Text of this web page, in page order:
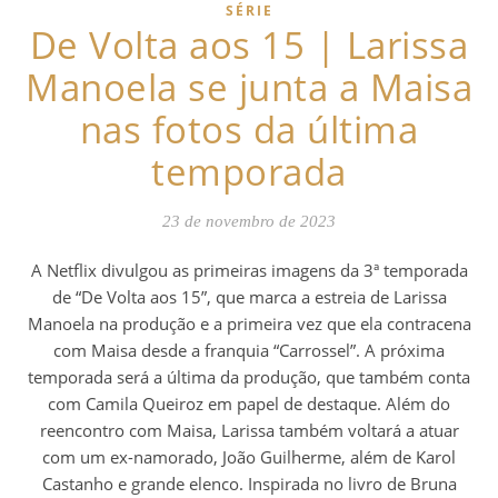
SÉRIE
De Volta aos 15 | Larissa
Manoela se junta a Maisa
nas fotos da última
temporada
23 de novembro de 2023
A Netflix divulgou as primeiras imagens da 3ª temporada
de “De Volta aos 15”, que marca a estreia de Larissa
Manoela na produção e a primeira vez que ela contracena
com Maisa desde a franquia “Carrossel”. A próxima
temporada será a última da produção, que também conta
com Camila Queiroz em papel de destaque. Além do
reencontro com Maisa, Larissa também voltará a atuar
com um ex-namorado, João Guilherme, além de Karol
Castanho e grande elenco. Inspirada no livro de Bruna